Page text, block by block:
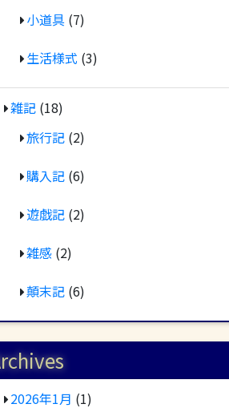
小道具 (7)
生活様式 (3)
雑記 (18)
旅行記 (2)
購入記 (6)
遊戯記 (2)
雑感 (2)
顛末記 (6)
2026年1月 (1)